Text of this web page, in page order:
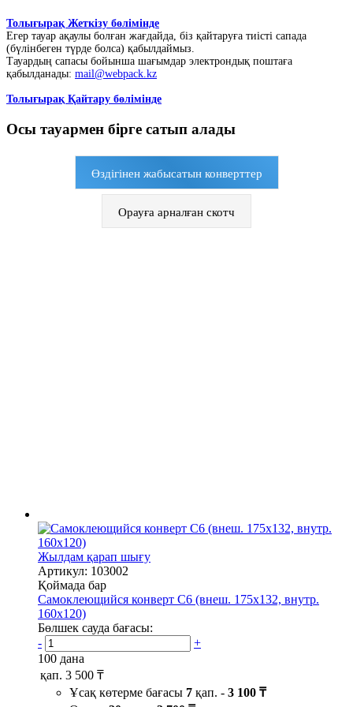
Толығырақ Жеткізу бөлімінде
Егер тауар ақаулы болған жағдайда, біз қайтаруға тиісті сапада
(бүлінбеген түрде болса) қабылдаймыз.
Тауардың сапасы бойынша шағымдар электрондық поштаға
қабылданады: mail@webpack.kz
Толығырақ Қайтару бөлімінде
Осы тауармен бірге сатып алады
Өздігінен жабысатын конверттер
Орауға арналған скотч
Жылдам қарап шығу
Артикул: 103002
Қоймада бар
Самоклеющийся конверт С6 (внеш. 175х132, внутр.
160х120)
Бөлшек сауда бағасы:
-
+
100 дана
қап. 3 500 ₸
Ұсақ көтерме бағасы 7 қап. - 3 100 ₸